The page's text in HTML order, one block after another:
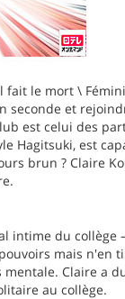
fait le mort \
seconde et
est celui des
Hagitsuki, est
brun ? Claire
intime du
mais
Claire a
au collège.